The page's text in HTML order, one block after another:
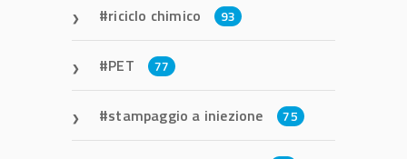
riciclo chimico 93
PET 77
stampaggio a iniezione 75